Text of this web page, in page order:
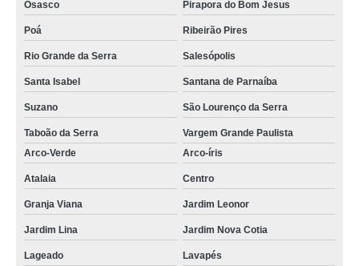
Osasco Pirapora do Bom Jesus
Poá Ribeirão Pires
Rio Grande da Serra Salesópolis
Santa Isabel Santana de Parnaíba
Suzano São Lourenço da Serra
Taboão da Serra
Vargem Grande Paulista
Arco-Verde
Arco-íris
Atalaia Centro
Granja Viana Jardim Leonor
Jardim Lina Jardim Nova Cotia
Lageado Lavapés